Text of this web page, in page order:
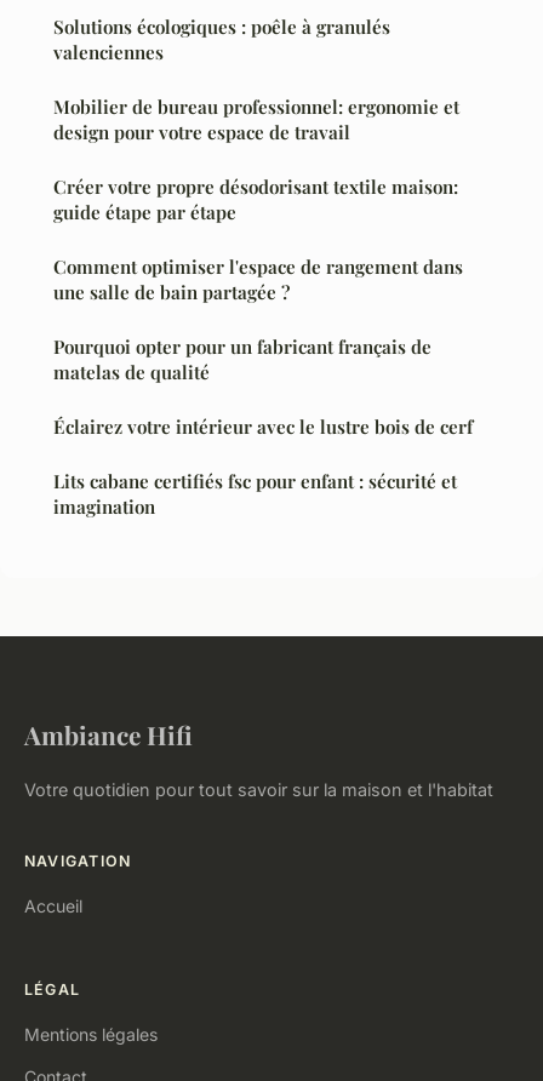
Solutions écologiques : poêle à granulés
valenciennes
Mobilier de bureau professionnel: ergonomie et
design pour votre espace de travail
Créer votre propre désodorisant textile maison:
guide étape par étape
Comment optimiser l'espace de rangement dans
une salle de bain partagée ?
Pourquoi opter pour un fabricant français de
matelas de qualité
Éclairez votre intérieur avec le lustre bois de cerf
Lits cabane certifiés fsc pour enfant : sécurité et
imagination
Ambiance Hifi
Votre quotidien pour tout savoir sur la maison et l'habitat
NAVIGATION
Accueil
LÉGAL
Mentions légales